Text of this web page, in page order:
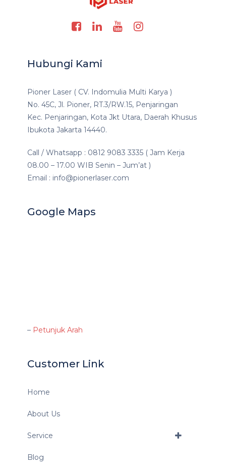
Hubungi Kami
Pioner Laser ( CV. Indomulia Multi Karya )
No. 45C, Jl. Pioner, RT.3/RW.15, Penjaringan
Kec. Penjaringan, Kota Jkt Utara, Daerah Khusus
Ibukota Jakarta 14440.
Call / Whatsapp : 0812 9083 3335 ( Jam Kerja
08.00 – 17.00 WIB Senin – Jum’at )
Email : info@pionerlaser.com
Google Maps
– Petunjuk Arah
Customer Link
Home
About Us
Service
Blog